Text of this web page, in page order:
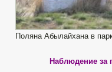
Поляна Абылайхана в
Наблюдение за